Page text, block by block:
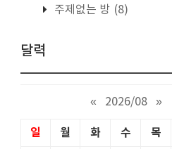
주제없는 방 (8)
달력
« 2026/08 »
일 월 화 수 목